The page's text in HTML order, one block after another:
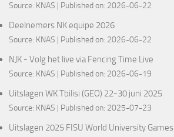
Source: KNAS Published on: 2026-06-22
Deelnemers NK equipe 2026
Source: KNAS Published on: 2026-06-22
NJK - Volg het live via Fencing Time Live
Source: KNAS Published on: 2026-06-19
Uitslagen WK Tbilisi (GEO) 22-30 juni 2025
Source: KNAS Published on: 2025-07-23
Uitslagen 2025 FISU World University Games